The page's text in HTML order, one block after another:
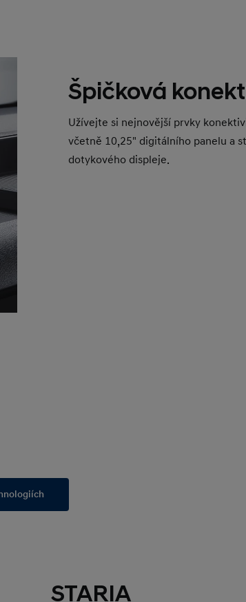
Špičková
Užívejte si nejnovější prvky
včetně 10,25" digitálního panelu a
dotykového displeje.
STARIA